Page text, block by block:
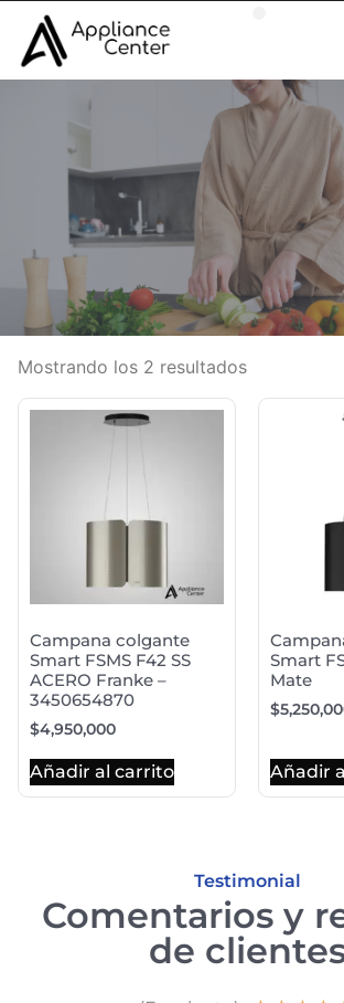
Mostrando los 2 resultados
Campana colgante
Smart FSMS F42 SS
ACERO Franke –
3450654870
$4,950,000
Añadir al carrito
Smart
Mate
$
Añadir
Testimonial
Comentarios y
de